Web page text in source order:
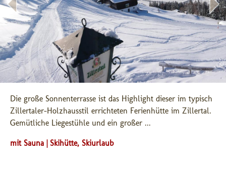
Die große Sonnenterrasse ist das Highlight dieser im typisch
Zillertaler-Holzhausstil errichteten Ferienhütte im Zillertal.
Gemütliche Liegestühle und ein großer ...
mit Sauna | Skihütte, Skiurlaub